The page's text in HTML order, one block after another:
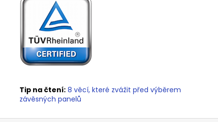
Tip na čtení: 8 věcí, které zvážit před výběrem
závěsných panelů